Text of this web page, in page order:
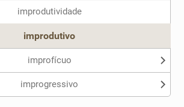
improdutividade
improdutivo
improfícuo
improgressivo